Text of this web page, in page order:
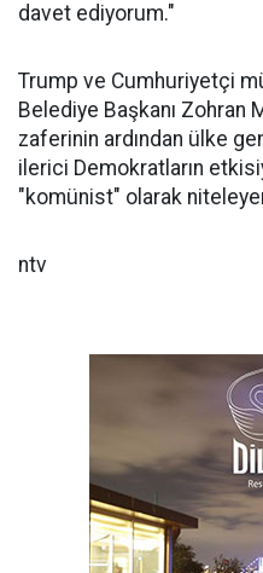
davet ediyorum."
Trump ve Cumhuriyetçi
Belediye Başkanı Zohran
zaferinin ardından ülke
ilerici Demokratların
"komünist" olarak
ntv